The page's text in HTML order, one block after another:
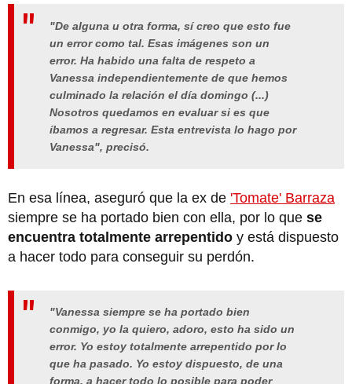
"De alguna u otra forma, sí creo que esto fue
un error como tal. Esas imágenes son un
error. Ha habido una falta de respeto a
Vanessa independientemente de que hemos
culminado la relación el día domingo (...)
Nosotros quedamos en evaluar si es que
íbamos a regresar. Esta entrevista lo hago por
Vanessa", precisó.
En esa línea, aseguró que la ex de 'Tomate' Barraza
siempre se ha portado bien con ella, por lo que se
encuentra totalmente arrepentido y está dispuesto
a hacer todo para conseguir su perdón.
"Vanessa siempre se ha portado bien
conmigo, yo la quiero, adoro, esto ha sido un
error. Yo estoy totalmente arrepentido por lo
que ha pasado. Yo estoy dispuesto, de una
forma, a hacer todo lo posible para poder